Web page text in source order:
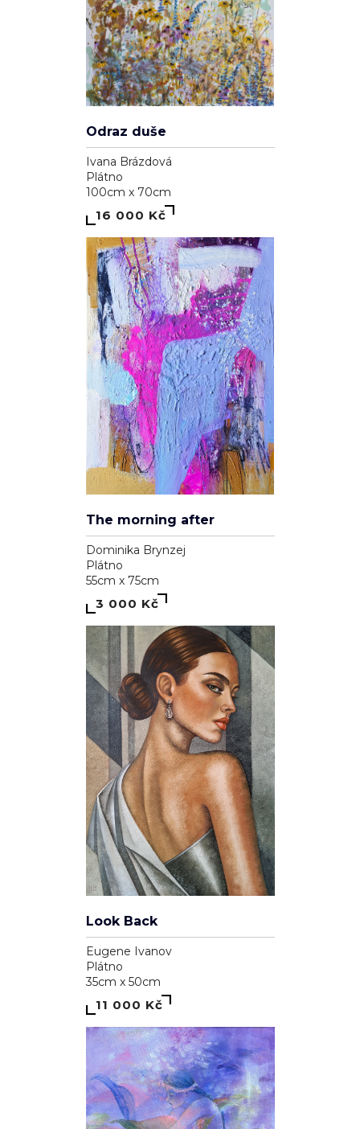
Odraz duše
Ivana Brázdová
Plátno
100cm x 70cm
16 000 Kč
The morning after
Dominika Brynzej
Plátno
55cm x 75cm
3 000 Kč
Look Back
Eugene Ivanov
Plátno
35cm x 50cm
11 000 Kč